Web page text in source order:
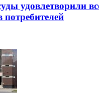
удовлетворили